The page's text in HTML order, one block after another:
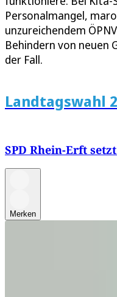
Personalmangel,
unzureichendem
Behindern von neuen
der Fall.
Landtagswahl
SPD Rhein-Erft
Merken